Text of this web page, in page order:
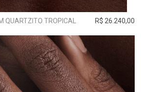
QUARTZITO TROPICAL R$ 26.240,00